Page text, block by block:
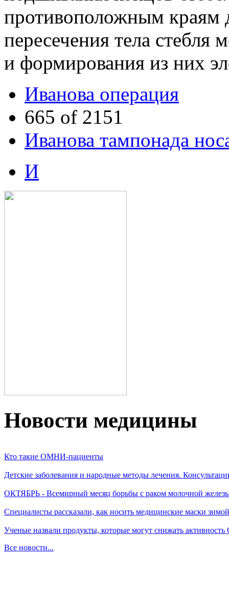
противоположным краям
пересечения тела
и формирования из них
Иванова операция
665 of 2151
Иванова тампонада
И
Новости медицины
Кто такие ОМНИ-пациенты
Детские заболевания и народные методы лечения.
ОКТЯБРЬ - Всемирный месяц борьбы с раком молочной
Специалисты рассказали, как носить медицинские маски зимой
Ученые назвали продукты, которые могут снижать
Все новости...